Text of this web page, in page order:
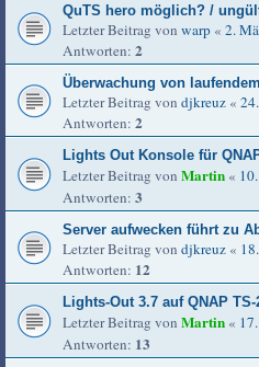
QuTS hero möglich? /
Letzter Beitrag von warp « 2.
Antworten: 2
Überwachung von
Letzter Beitrag von djkreuz «
Antworten: 2
Lights Out Konsole für
Letzter Beitrag von Martin «
Antworten: 3
Server aufwecken führt zu
Letzter Beitrag von djkreuz «
Antworten: 12
Lights-Out 3.7 auf QNAP TS-
Letzter Beitrag von Martin «
Antworten: 13